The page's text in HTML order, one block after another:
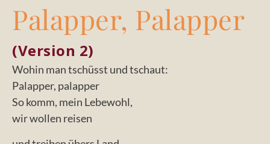
Palapper, Palapper
(Version 2)
Wohin man tschüsst und tschaut:
Palapper, palapper
So komm, mein Lebewohl,
wir wollen reisen